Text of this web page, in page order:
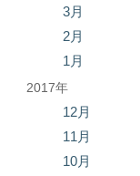
3月
2月
1月
2017年
12月
11月
10月